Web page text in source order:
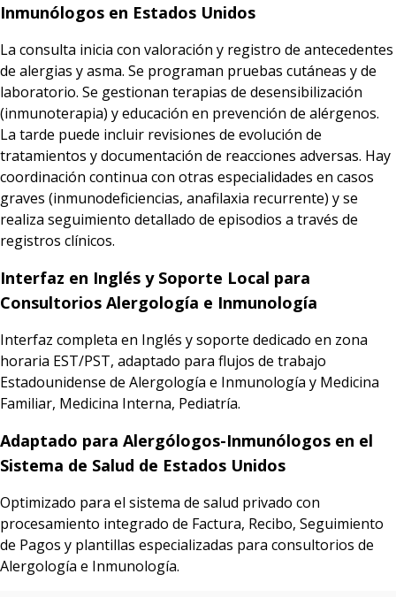
Inmunólogos en Estados Unidos
La consulta inicia con valoración y registro de antecedentes
de alergias y asma. Se programan pruebas cutáneas y de
laboratorio. Se gestionan terapias de desensibilización
(inmunoterapia) y educación en prevención de alérgenos.
La tarde puede incluir revisiones de evolución de
tratamientos y documentación de reacciones adversas. Hay
coordinación continua con otras especialidades en casos
graves (inmunodeficiencias, anafilaxia recurrente) y se
realiza seguimiento detallado de episodios a través de
registros clínicos.
Interfaz en Inglés y Soporte Local para
Consultorios Alergología e Inmunología
Interfaz completa en Inglés y soporte dedicado en zona
horaria EST/PST, adaptado para flujos de trabajo
Estadounidense de Alergología e Inmunología y Medicina
Familiar, Medicina Interna, Pediatría.
Adaptado para Alergólogos-Inmunólogos en el
Sistema de Salud de Estados Unidos
Optimizado para el sistema de salud privado con
procesamiento integrado de Factura, Recibo, Seguimiento
de Pagos y plantillas especializadas para consultorios de
Alergología e Inmunología.